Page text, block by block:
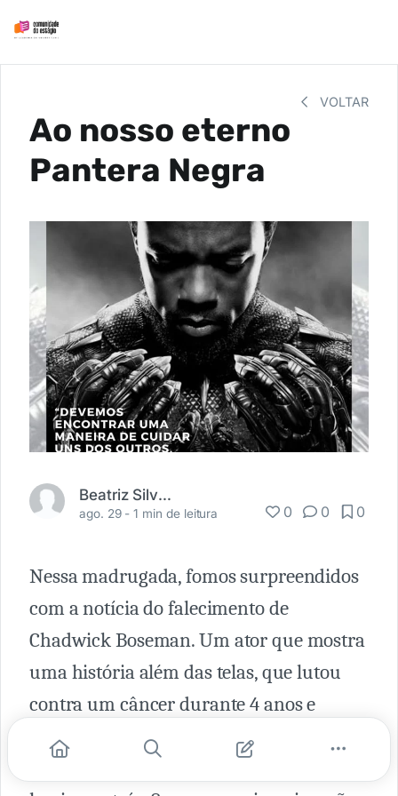
VOLTAR
Ao nosso eterno
Pantera Negra
Beatriz Silveira
ago. 29 -1 min de leitura 0 0 0
Nessa madrugada, fomos surpreendidos
com a notícia do falecimento de
Chadwick Boseman. Um ator que mostra
uma história além das telas, que lutou
contra um câncer durante 4 anos e
gravou seus maiores sucessos durante